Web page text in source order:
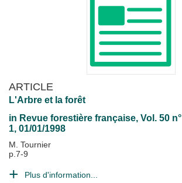
ARTICLE
L'Arbre et la forêt
in Revue forestière française, Vol. 50 n°
1, 01/01/1998
M. Tournier
p.7-9
Plus d'information...